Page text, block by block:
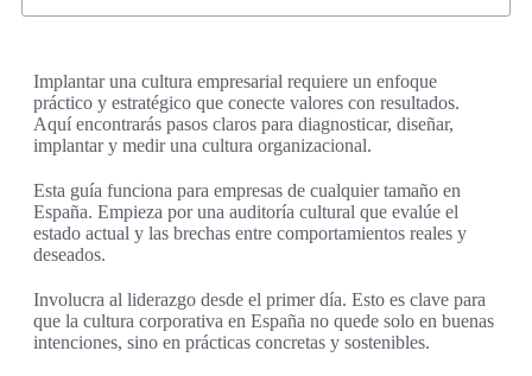
Implantar una cultura empresarial requiere un enfoque
práctico y estratégico que conecte valores con resultados.
Aquí encontrarás pasos claros para diagnosticar, diseñar,
implantar y medir una cultura organizacional.
Esta guía funciona para empresas de cualquier tamaño en
España. Empieza por una auditoría cultural que evalúe el
estado actual y las brechas entre comportamientos reales y
deseados.
Involucra al liderazgo desde el primer día. Esto es clave para
que la cultura corporativa en España no quede solo en buenas
intenciones, sino en prácticas concretas y sostenibles.